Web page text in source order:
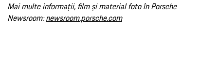
Mai multe informații, film și material foto în Porsche
Newsroom:newsroom.porsche.com